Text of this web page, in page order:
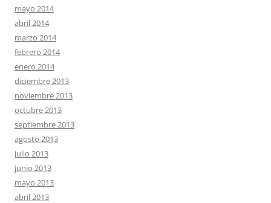
mayo 2014
abril 2014
marzo 2014
febrero 2014
enero 2014
diciembre 2013
noviembre 2013
octubre 2013
septiembre 2013
agosto 2013
julio 2013
junio 2013
mayo 2013
abril 2013